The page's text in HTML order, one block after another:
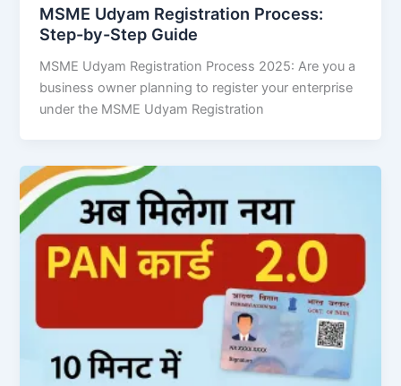
MSME Udyam Registration Process:
Step-by-Step Guide
MSME Udyam Registration Process 2025: Are you a
business owner planning to register your enterprise
under the MSME Udyam Registration